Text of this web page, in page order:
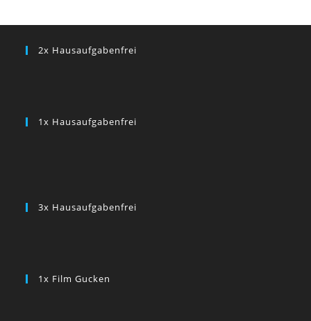
2x Hausaufgabenfrei
1x Hausaufgabenfrei
3x Hausaufgabenfrei
1x Film Gucken